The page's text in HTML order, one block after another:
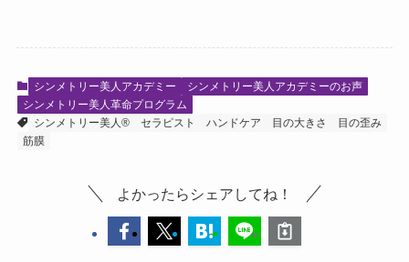
シンメトリー美人アカデミー
シンメトリー美人アカデミーのお声
シンメトリー美人革命プログラム
シンメトリー美人®
セラピスト ハンドケア 目の大きさ
目の歪み
筋膜
よかったらシェアしてね！